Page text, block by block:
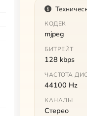
КОДЕК
mjpeg
БИТРЕЙТ
128 kbps
ЧАСТОТА
44100 Hz
КАНАЛЫ
Стерео